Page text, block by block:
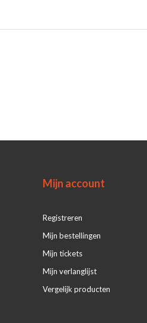
Mijn account
Registreren
Mijn bestellingen
Mijn tickets
Mijn verlanglijst
Vergelijk producten